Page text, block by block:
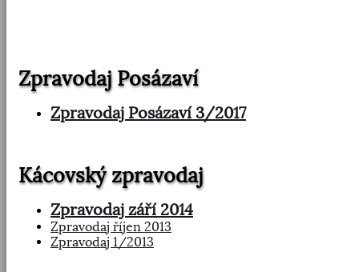
Zpravodaj Posázaví
Zpravodaj Posázaví 3/2017
Kácovský zpravodaj
Zpravodaj září 2014
Zpravodaj říjen 2013
Zpravodaj 1/2013